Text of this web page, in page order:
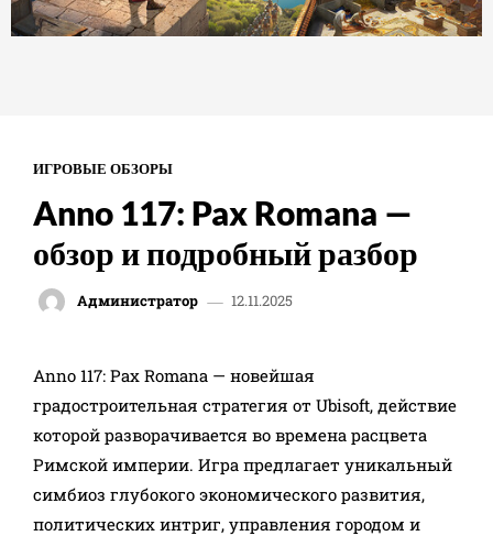
ИГРОВЫЕ ОБЗОРЫ
Anno 117: Pax Romana —
обзор и подробный разбор
Администратор 12.11.2025
Anno 117: Pax Romana — новейшая
градостроительная стратегия от Ubisoft, действие
которой разворачивается во времена расцвета
Римской империи. Игра предлагает уникальный
симбиоз глубокого экономического развития,
политических интриг, управления городом и